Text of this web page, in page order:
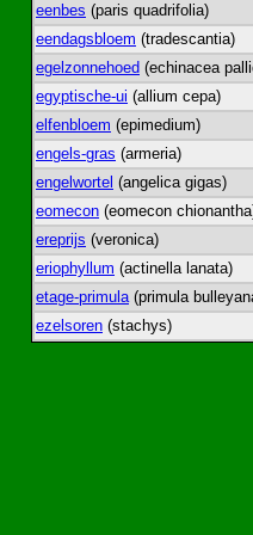
eenbes (paris quadrifolia)
eendagsbloem (tradescantia)
egelzonnehoed (echinacea
egyptische-ui (allium cepa)
elfenbloem (epimedium)
engels-gras (armeria)
engelwortel (angelica gigas)
eomecon (eomecon
ereprijs (veronica)
eriophyllum (actinella lanata)
etage-primula(primula
ezelsoren (stachys)